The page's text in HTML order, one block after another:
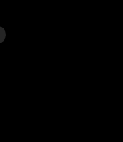
gefunden :)